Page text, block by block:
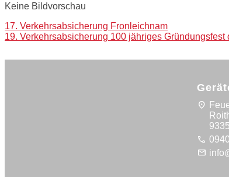
Keine Bildvorschau
Post
navigation
17. Verkehrsabsicherung Fronleichnam
19. Verkehrsabsicherung 100 jähriges Gründungsfest
location_on
call
mail